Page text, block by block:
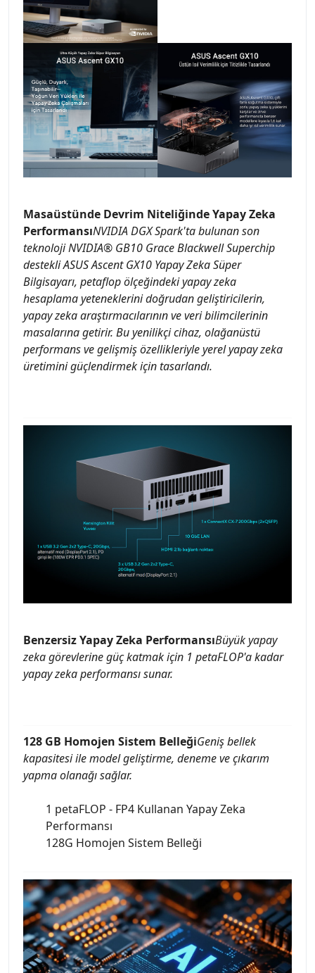
Masaüstünde Devrim Niteliğinde Yapay Zeka
PerformansıNVIDIA DGX Spark'ta bulunan son
teknoloji NVIDIA® GB10 Grace Blackwell Superchip
destekli ASUS Ascent GX10 Yapay Zeka Süper
Bilgisayarı, petaflop ölçeğindeki yapay zeka
hesaplama yeteneklerini doğrudan geliştiricilerin,
yapay zeka araştırmacılarının ve veri bilimcilerinin
masalarına getirir. Bu yenilikçi cihaz, olağanüstü
performans ve gelişmiş özellikleriyle yerel yapay zeka
üretimini güçlendirmek için tasarlandı.
Benzersiz Yapay Zeka PerformansıBüyük yapay
zeka görevlerine güç katmak için 1 petaFLOP'a kadar
yapay zeka performansı sunar.
128 GB Homojen Sistem BelleğiGeniş bellek
kapasitesi ile model geliştirme, deneme ve çıkarım
yapma olanağı sağlar.
1 petaFLOP - FP4 Kullanan Yapay Zeka
Performansı
128G Homojen Sistem Belleği